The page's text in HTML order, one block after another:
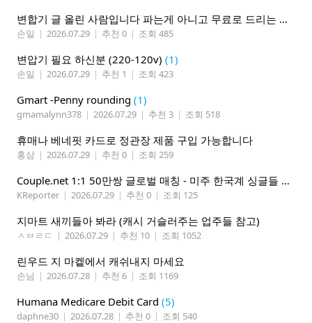
변합기 글 올린 사람입니다 파는게 아니고 무료로 드리는 겁니다 필요하신분 연락처 남겨주시면 됩니다
손일 | 2026.07.29 | 추천 0 | 조회 485
변압기 필요 하신분 (220-120v) (1)
손일 | 2026.07.29 | 추천 1 | 조회 423
Gmart -Penny rounding (1)
gmamalynn378 | 2026.07.29 | 추천 3 | 조회 518
휴매나 베네핏 카드로 정관장 제품 구입 가능합니다
홍삼 | 2026.07.29 | 추천 0 | 조회 259
Couple.net 1:1 50만쌍 글로벌 매칭 - 미주 한국계 싱글들 모이세요
KReporter | 2026.07.29 | 추천 0 | 조회 125
지마트 새끼들아 봐라 (캐시 거슬러주는 업주들 참고)
ㅅㅂㄹㄷ | 2026.07.29 | 추천 10 | 조회 1052
린우드 지 마켙에서 캐쉬내지 마세요
손님 | 2026.07.28 | 추천 6 | 조회 1169
Humana Medicare Debit Card (5)
daphne30 | 2026.07.28 | 추천 0 | 조회 540